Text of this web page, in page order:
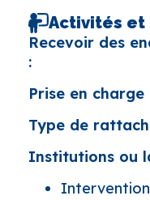
Activités
Recevoir des
:
Prise en
Type de
Institutions ou